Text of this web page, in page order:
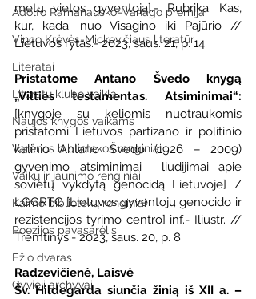
Adolfo Ramanausko–Vanago premija
Vinco Krėvės-Mickevičiaus literatūr
Literatai
Literatų klubo veikla
Naujos knygos vaikams
Varėnos bibliotekos renginiai
Vaikų ir jaunimo renginiai
Kaimo bibliotekų renginiai
Poezijos pavasarėlis
Ežio dvaras
Gyvieji archyvai
metų vietos gyventoją].- Rubrika: Kas,
kur, kada: nuo Visagino iki Pajūrio //
Lietuvos rytas.- 2023, saus. 21, p. 14
Pristatome Antano Švedo knygą
[knygoje su keliomis nuotraukomis
pristatomi Lietuvos partizano ir politinio
kalinio Antano Švedo (1926 – 2009)
gyvenimo atsiminimai  liudijimai apie
sovietų vykdytą genocidą Lietuvoje] /
LGGRTC [Lietuvos gyventojų genocido ir
rezistencijos tyrimo centro] inf.- Iliustr. //
Tremtinys.- 2023, saus. 20, p. 8
Radzevičienė, Laisvė
Šv. Hildegarda siunčia žinią iš XII a. –